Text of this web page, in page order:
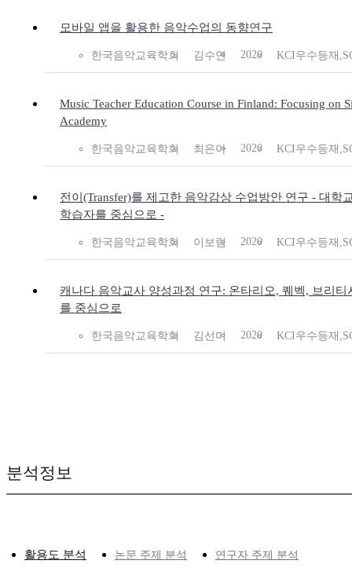
모바일 앱을 활용한 음악수업의 동향연구
한국음악교육학회 김수연 2020 KCI우수등재
Music Teacher Education Course in Finland: Focusing on
Academy
한국음악교육학회 최은아 2020 KCI우수등재
전이(Transfer)를 제고한 음악감상 수업방안 연구 - 대학
학습자를 중심으로 -
한국음악교육학회 이보림 2020 KCI우수등재
캐나다 음악교사 양성과정 연구: 온타리오, 퀘벡, 브리티
를 중심으로
한국음악교육학회 김선미 2020 KCI우수등재
분석정보
활용도 분석 논문 주제 분석 연구자 주제 분석